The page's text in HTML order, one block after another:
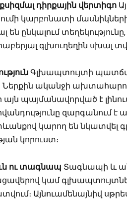
դիրքային վերտիգո
կարբոնատի
են ընկալում
գլխուղեղին սխալ
Գլխապտույտի
Ներքին ականջի
այն պայմանավորված է
կարող են նկատվել
կորուստ։
ու տագնապ Տագնապի և
կամ
Այնուամենայնիվ